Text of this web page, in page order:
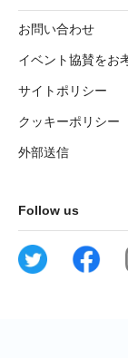
お問い合わせ
イベント協賛をお
サイトポリシー
クッキーポリシー
外部送信
Follow us